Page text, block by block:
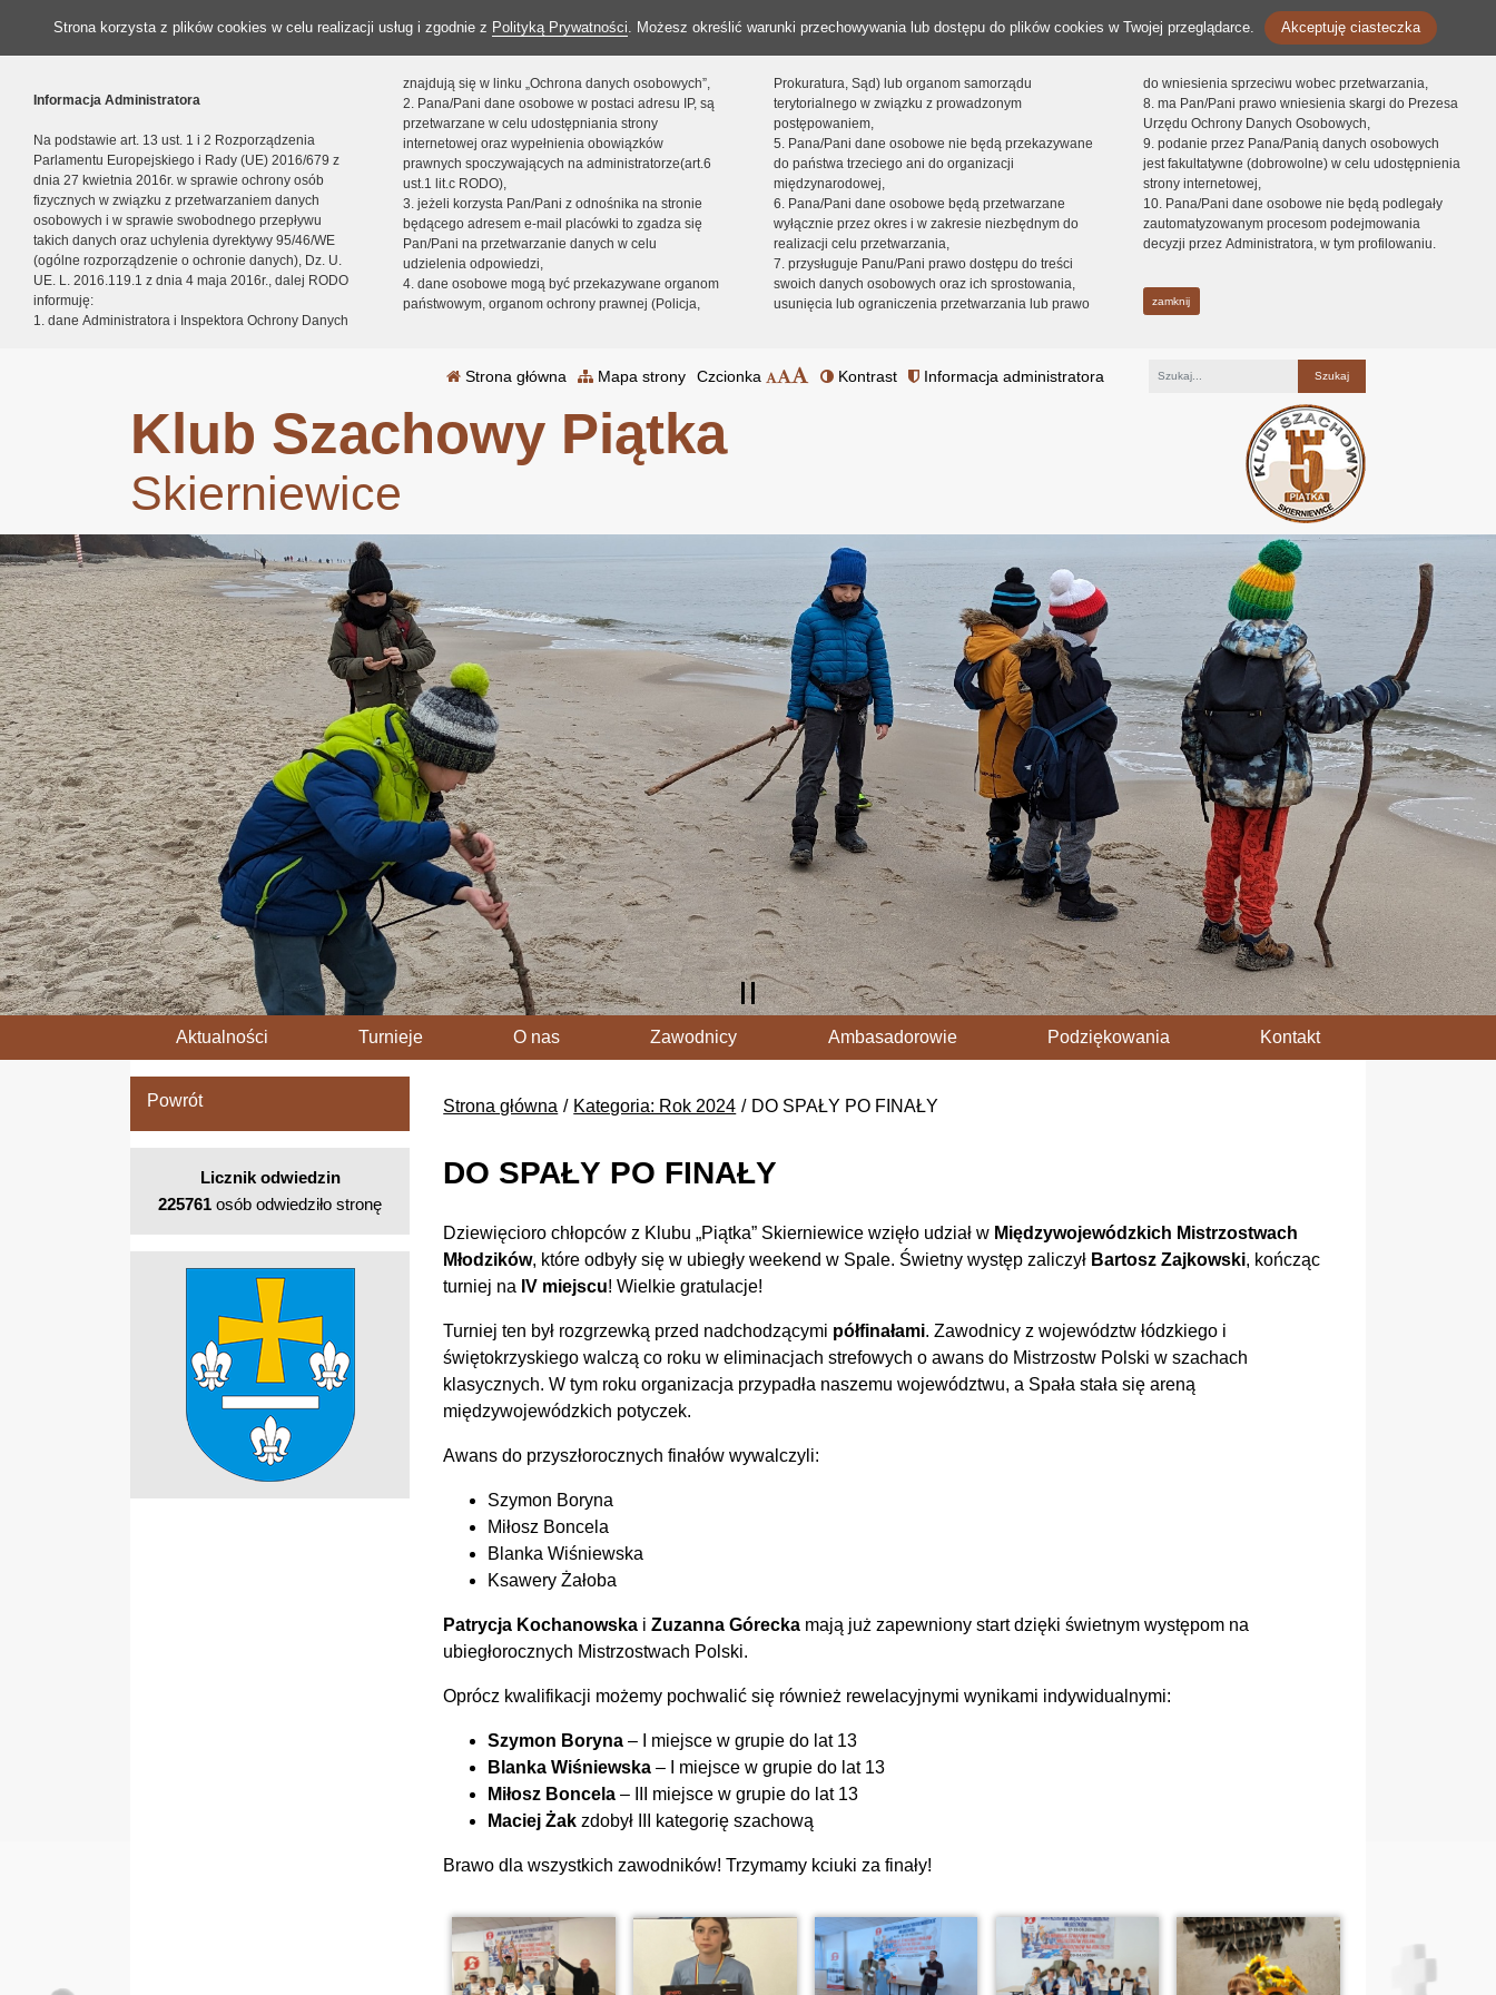
Strona korzysta z plików cookies w celu realizacji usług i zgodnie z Polityką Prywatności. Możesz określić warunki przechowywania lub dostępu do plików cookies w Twojej przeglądarce. Akceptuję ciasteczka
Informacja Administratora
Na podstawie art. 13 ust. 1 i 2 Rozporządzenia
Parlamentu Europejskiego i Rady (UE) 2016/679 z
dnia 27 kwietnia 2016r. w sprawie ochrony osób
fizycznych w związku z przetwarzaniem danych
osobowych i w sprawie swobodnego przepływu
takich danych oraz uchylenia dyrektywy 95/46/WE
(ogólne rozporządzenie o ochronie danych), Dz. U.
UE. L. 2016.119.1 z dnia 4 maja 2016r., dalej RODO
informuję:
1. dane Administratora i Inspektora Ochrony Danych
znajdują się w linku „Ochrona danych osobowych”,
2. Pana/Pani dane osobowe w postaci adresu IP, są
przetwarzane w celu udostępniania strony
internetowej oraz wypełnienia obowiązków
prawnych spoczywających na administratorze(art.6
ust.1 lit.c RODO),
3. jeżeli korzysta Pan/Pani z odnośnika na stronie
będącego adresem e-mail placówki to zgadza się
Pan/Pani na przetwarzanie danych w celu
udzielenia odpowiedzi,
4. dane osobowe mogą być przekazywane organom
państwowym, organom ochrony prawnej (Policja,
Prokuratura, Sąd) lub organom samorządu
terytorialnego w związku z prowadzonym
postępowaniem,
5. Pana/Pani dane osobowe nie będą przekazywane
do państwa trzeciego ani do organizacji
międzynarodowej,
6. Pana/Pani dane osobowe będą przetwarzane
wyłącznie przez okres i w zakresie niezbędnym do
realizacji celu przetwarzania,
7. przysługuje Panu/Pani prawo dostępu do treści
swoich danych osobowych oraz ich sprostowania,
usunięcia lub ograniczenia przetwarzania lub prawo
do wniesienia sprzeciwu wobec przetwarzania,
8. ma Pan/Pani prawo wniesienia skargi do Prezesa
Urzędu Ochrony Danych Osobowych,
9. podanie przez Pana/Panią danych osobowych
jest fakultatywne (dobrowolne) w celu udostępnienia
strony internetowej,
10. Pana/Pani dane osobowe nie będą podlegały
zautomatyzowanym procesom podejmowania
decyzji przez Administratora, w tym profilowaniu.
zamknij
Strona główna Mapa strony Czcionka Kontrast Informacja administratora
Klub Szachowy Piątka
Skierniewice
Aktualności Turnieje O nas Zawodnicy Ambasadorowie Podziękowania Kontakt
Strona główna Kategoria: Rok 2024 DO SPAŁY PO FINAŁY
DO SPAŁY PO FINAŁY
Dziewięcioro chłopców z Klubu „Piątka” Skierniewice wzięło udział w Międzywojewódzkich Mistrzostwach
Młodzików, które odbyły się w ubiegły weekend w Spale. Świetny występ zaliczył Bartosz Zajkowski, kończąc
turniej na IV miejscu! Wielkie gratulacje!
Turniej ten był rozgrzewką przed nadchodzącymi półfinałami. Zawodnicy z województw łódzkiego i
świętokrzyskiego walczą co roku w eliminacjach strefowych o awans do Mistrzostw Polski w szachach
klasycznych. W tym roku organizacja przypadła naszemu województwu, a Spała stała się areną
międzywojewódzkich potyczek.
Awans do przyszłorocznych finałów wywalczyli:
Szymon Boryna
Miłosz Boncela
Blanka Wiśniewska
Ksawery Żałoba
Patrycja Kochanowska iZuzanna Górecka mają już zapewniony start dzięki świetnym występom na
ubiegłorocznych Mistrzostwach Polski.
Oprócz kwalifikacji możemy pochwalić się również rewelacyjnymi wynikami indywidualnymi:
Szymon Boryna – I miejsce w grupie do lat 13
Blanka Wiśniewska – I miejsce w grupie do lat 13
Miłosz Boncela – III miejsce w grupie do lat 13
Maciej Żak zdobył III kategorię szachową
Brawo dla wszystkich zawodników! Trzymamy kciuki za finały!
Powrót
Licznik odwiedzin
225761 osób odwiedziło stronę